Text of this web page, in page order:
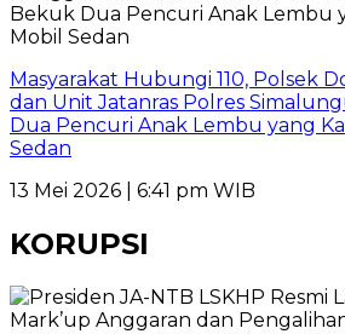
Masyarakat Hubungi 110, Polsek
dan Unit Jatanras Polres
Dua Pencuri Anak Lembu yang
Sedan
13 Mei 2026 | 6:41 pm WIB
KORUPSI